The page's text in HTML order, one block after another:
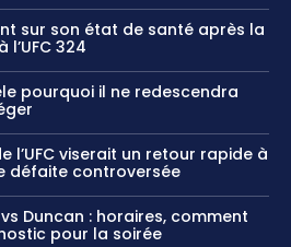
sur son état de santé après la
324
pourquoi il ne redescendra
l’UFC viserait un retour rapide à
défaite controversée
Duncan : horaires, comment
pour la soirée